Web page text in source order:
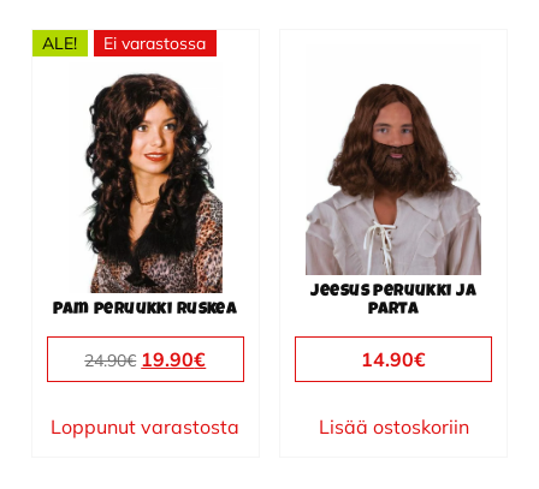
ALE! Ei varastossa
Pam peruukki ruskea
24.90€ Alkuperäinen
hinta
oli:
19.90€Nykyinen
hinta
on:
Loppunut varastosta
Jeesus peruukki ja
parta
14.90€
Lisää ostoskoriin